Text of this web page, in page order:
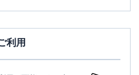
利用